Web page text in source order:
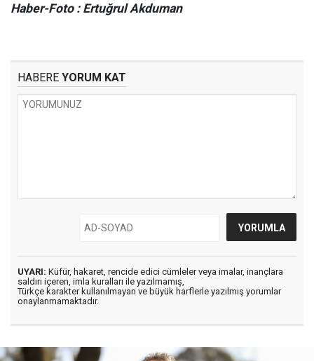
Haber-Foto : Ertuğrul Akduman
HABERE YORUM KAT
UYARI: Küfür, hakaret, rencide edici cümleler veya imalar, inançlara
saldırı içeren, imla kuralları ile yazılmamış,
Türkçe karakter kullanılmayan ve büyük harflerle yazılmış yorumlar
onaylanmamaktadır.